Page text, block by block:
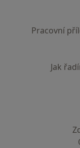
Pracovní
Jak